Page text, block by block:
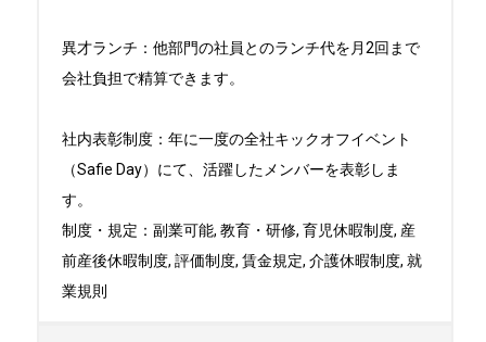
異才ランチ：他部門の社員とのランチ代を月2回まで
会社負担で精算できます。
社内表彰制度：年に一度の全社キックオフイベント
（Safie Day）にて、活躍したメンバーを表彰しま
す。
制度・規定：副業可能, 教育・研修, 育児休暇制度, 産
前産後休暇制度, 評価制度, 賃金規定, 介護休暇制度, 就
業規則